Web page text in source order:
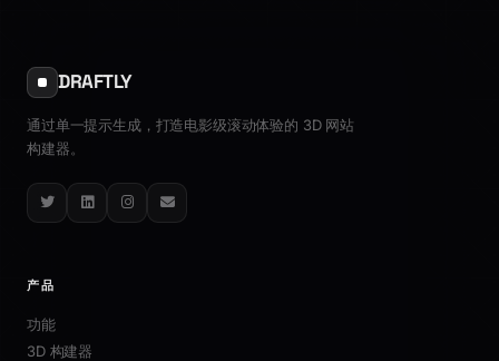
DRAFTLY
通过单一提示生成，打造电影级滚动体验的 3D 网站
构建器。
TwitterLinkedInInstagram
Email
产品
功能
3D 构建器